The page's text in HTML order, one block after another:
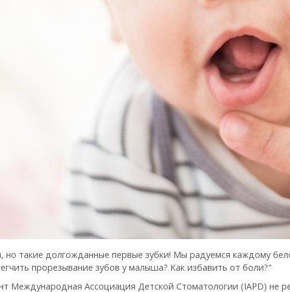
но такие долгожданные первые зубки! Мы радуемся каждому
прорезывание зубов у малыша? Как избавить от боли?"
Международная Ассоциация Детской Стоматологии (IAPD) не